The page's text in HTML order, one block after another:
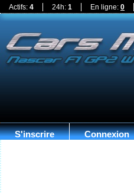
Actifs: 4 24h: 1 En ligne: 0
S'inscrire Connexion